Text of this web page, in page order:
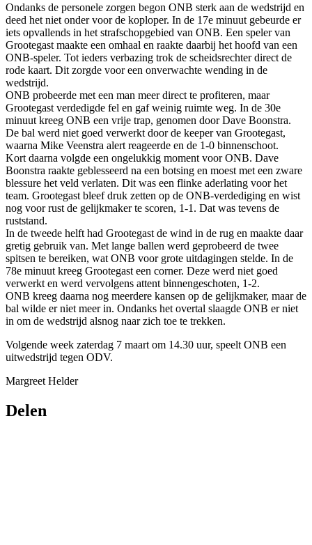
Ondanks de personele zorgen begon ONB sterk aan de wedstrijd en
deed het niet onder voor de koploper. In de 17e minuut gebeurde er
iets opvallends in het strafschopgebied van ONB. Een speler van
Grootegast maakte een omhaal en raakte daarbij het hoofd van een
ONB-speler. Tot ieders verbazing trok de scheidsrechter direct de
rode kaart. Dit zorgde voor een onverwachte wending in de
wedstrijd.
ONB probeerde met een man meer direct te profiteren, maar
Grootegast verdedigde fel en gaf weinig ruimte weg. In de 30e
minuut kreeg ONB een vrije trap, genomen door Dave Boonstra.
De bal werd niet goed verwerkt door de keeper van Grootegast,
waarna Mike Veenstra alert reageerde en de 1-0 binnenschoot.
Kort daarna volgde een ongelukkig moment voor ONB. Dave
Boonstra raakte geblesseerd na een botsing en moest met een zware
blessure het veld verlaten. Dit was een flinke aderlating voor het
team. Grootegast bleef druk zetten op de ONB-verdediging en wist
nog voor rust de gelijkmaker te scoren, 1-1. Dat was tevens de
ruststand.
In de tweede helft had Grootegast de wind in de rug en maakte daar
gretig gebruik van. Met lange ballen werd geprobeerd de twee
spitsen te bereiken, wat ONB voor grote uitdagingen stelde. In de
78e minuut kreeg Grootegast een corner. Deze werd niet goed
verwerkt en werd vervolgens attent binnengeschoten, 1-2.
ONB kreeg daarna nog meerdere kansen op de gelijkmaker, maar de
bal wilde er niet meer in. Ondanks het overtal slaagde ONB er niet
in om de wedstrijd alsnog naar zich toe te trekken.
Volgende week zaterdag 7 maart om 14.30 uur, speelt ONB een
uitwedstrijd tegen ODV.
Margreet Helder
Delen